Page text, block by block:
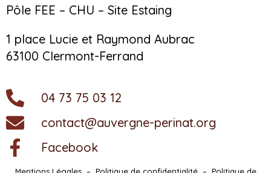
Pôle FEE – CHU – Site Estaing
1 place Lucie et Raymond Aubrac
63100 Clermont-Ferrand
04 73 75 03 12
contact@auvergne-perinat.org
Facebook